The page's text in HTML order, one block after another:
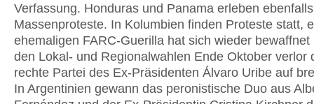
Verfassung. Honduras und Panama erleben ebenfalls
Massenproteste. In Kolumbien finden Proteste statt,
ehemaligen FARC-Guerilla hat sich wieder bewaffnet
den Lokal- und Regionalwahlen Ende Oktober verlor
rechte Partei des Ex-Präsidenten Álvaro Uribe auf
In Argentinien gewann das peronistische Duo aus